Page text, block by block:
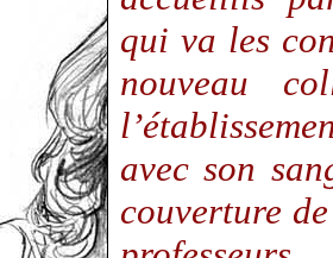
qui va les
nouveau
avec son
couverture